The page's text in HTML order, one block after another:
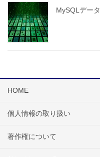
MySQLデー
HOME
個人情報の取り扱い
著作権について